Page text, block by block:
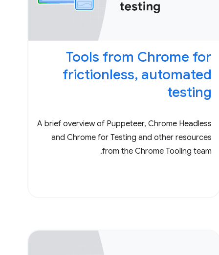
Tools from Chrome for
frictionless, automated
testing
A brief overview of Puppeteer, Chrome Headless
and Chrome for Testing and other resources
from the Chrome Tooling team.